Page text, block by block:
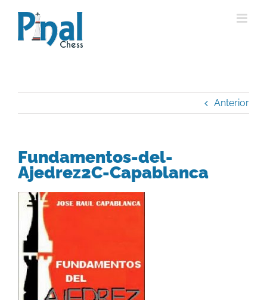
contenido
Anterior
Fundamentos-del-
Ajedrez2C-Capablanca